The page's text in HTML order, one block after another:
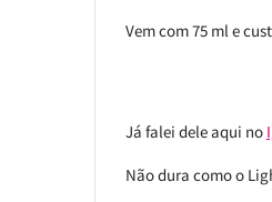
Vem com 75 ml e
Já falei dele aqui no
Não dura como o